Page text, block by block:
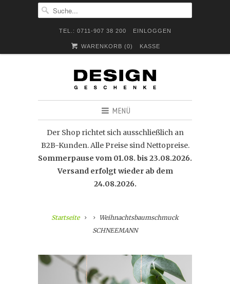
TEL.: 0711-907 38 200 EINLOGGEN
WARENKORB (0) KASSE
MENÜ
Der Shop richtet sich ausschließlich an
B2B-Kunden. Alle Preise sind Nettopreise.
Sommerpause vom 01.08. bis 23.08.2026.
Versand erfolgt wieder ab dem
24.08.2026.
Startseite
Weihnachtsbaumschmuck
SCHNEEMANN